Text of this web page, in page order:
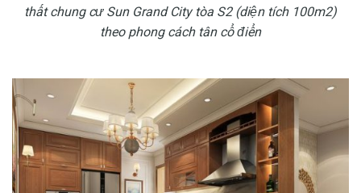
thất chung cư Sun Grand City tòa S2 (diện tích 100m2)
theo phong cách tân cổ điển